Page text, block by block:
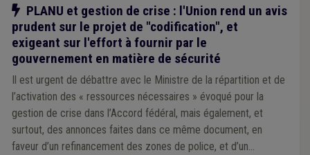
Notre action
PLANU et gestion de crise : l'Union rend un avis
prudent sur le projet de "codification", et
exigeant sur l'effort à fournir par le
gouvernement en matière de sécurité
Il est urgent de débattre avec le Ministre de la répartition et de
l’activation des « ressources nécessaires » évoqué pour la
gestion de crise dans l’Accord fédéral, mais également, et
surtout, des annonces faites dans ce même document, en
faveur d’un refinancement des zones de police, et d’un